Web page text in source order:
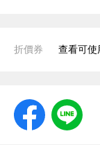
折價券 查看可使